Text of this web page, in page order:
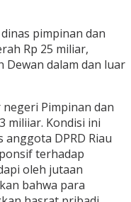
pimpinan dan
Rp 25 miliar,
Dewan dalam dan luar
Pimpinan dan
miliiar. Kondisi ini
DPRD Riau
terhadap
oleh jutaan
bahwa para